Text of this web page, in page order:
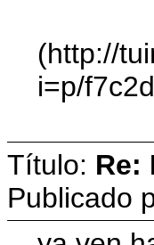
(http://
i=p/
Título: Re:
Publicado